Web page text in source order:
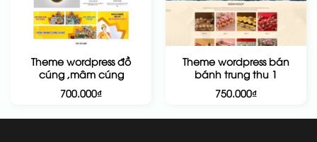
Theme wordpress đồ
cúng ,mâm cúng
700.000₫
Theme wordpress bán
bánh trung thu 1
750.000₫